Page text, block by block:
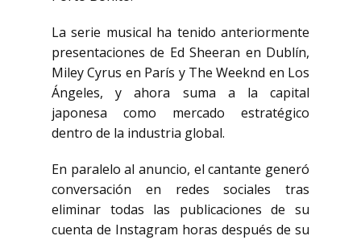
La serie musical ha tenido anteriormente
presentaciones de Ed Sheeran en Dublín,
Miley Cyrus en París y The Weeknd en Los
Ángeles, y ahora suma a la capital
japonesa como mercado estratégico
dentro de la industria global.
En paralelo al anuncio, el cantante generó
conversación en redes sociales tras
eliminar todas las publicaciones de su
cuenta de Instagram horas después de su